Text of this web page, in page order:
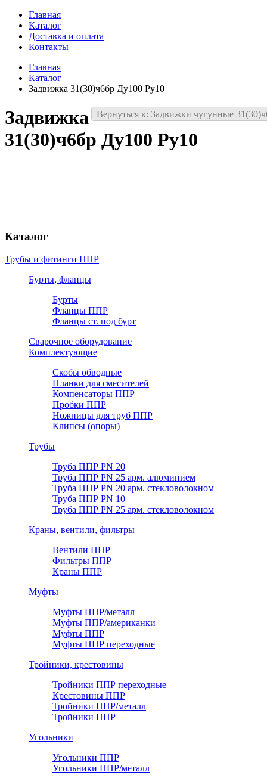
Главная
Каталог
Доставка и оплата
Контакты
Главная
Каталог
Задвижка 31(30)ч6бр Ду100 Ру10
Вернуться к: Задвижки чугунные
Задвижка
31(30)ч6бр Ду100 Ру10
Каталог
Трубы и фитинги ППР
Бурты, фланцы
Бурты
Фланцы ППР
Фланцы ст. под бурт
Сварочное оборудование
Комплектующие
Скобы обводные
Планки для смесителей
Компенсаторы ППР
Пробки ППР
Ножницы для труб ППР
Клипсы (опоры)
Трубы
Труба ППР PN 20
Труба ППР PN 25 арм. алюминием
Труба ППР PN 20 арм. стекловолокном
Труба ППР PN 10
Труба ППР PN 25 арм. стекловолокном
Краны, вентили, фильтры
Вентили ППР
Фильтры ППР
Краны ППР
Муфты
Муфты ППР/металл
Муфты ППР/американки
Муфты ППР
Муфты ППР переходные
Тройники, крестовины
Тройники ППР переходные
Крестовины ППР
Тройники ППР/металл
Тройники ППР
Угольники
Угольники ППР
Угольники ППР/металл